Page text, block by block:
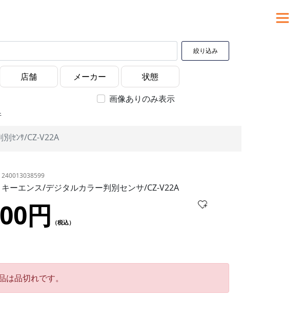
絞り込み
画像ありのみ表示
別ｾﾝｻ/CZ-V22A
キーエンス/デジタルカラー判別センサ/CZ-V22A
円 （税込）
は品切れです。